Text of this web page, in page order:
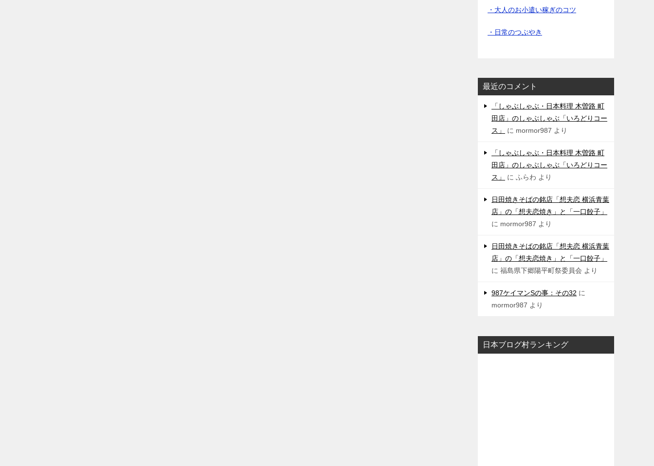
・大人のお小遣い稼ぎのコツ
・日常のつぶやき
最近のコメント
「しゃぶしゃぶ・日本料理 木曽路 町
田店」のしゃぶしゃぶ「いろどりコー
ス」
に mormor987 より
「しゃぶしゃぶ・日本料理 木曽路 町
田店」のしゃぶしゃぶ「いろどりコー
ス」
に ふらわ より
日田焼きそばの銘店「想夫恋 横浜青葉
店」の「想夫恋焼き」と「一口餃子」
に mormor987 より
日田焼きそばの銘店「想夫恋 横浜青葉
店」の「想夫恋焼き」と「一口餃子」
に 福島県下郷陽平町祭委員会 より
987ケイマンSの事：その32 に
mormor987 より
日本ブログ村ランキング